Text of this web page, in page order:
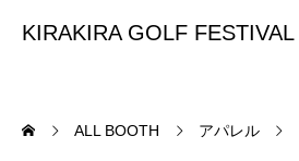
KIRAKIRA GOLF FESTIVAL
ALL BOOTH アパレル